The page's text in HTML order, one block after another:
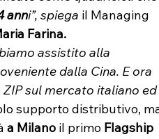
anni”, spiega il Managing
Farina.
assistito alla
dalla Cina. E ora
sul mercato italiano
supporto distributivo,
a Milano il primo Flagship